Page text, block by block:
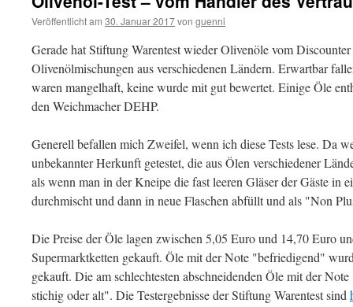
Veröffentlicht am 30. Januar 2017von guenni
Gerade hat Stiftung Warentest wieder Olivenöle vom
Olivenölmischungen aus verschiedenen Ländern. Erwartbar
waren mangelhaft, keine wurde mit gut bewertet. Einige Öle
den Weichmacher DEHP.
Generell befallen mich Zweifel, wenn ich diese Tests lese. Da
unbekannter Herkunft getestet, die aus Ölen verschiedener
als wenn man in der Kneipe die fast leeren Gläser der Gäste in
durchmischt und dann in neue Flaschen abfüllt und als "Non
Die Preise der Öle lagen zwischen 5,05 Euro und 14,70 Euro
Supermarktketten gekauft. Öle mit der Note "befriedigend"
gekauft. Die am schlechtesten abschneidenden Öle mit der
stichig oder alt". Die Testergebnisse der Stiftung Warentest sind